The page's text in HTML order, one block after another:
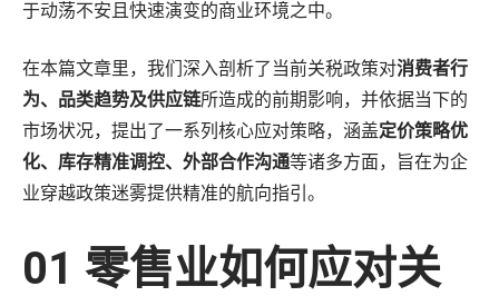
供应链与物流
创意内容
零售平台旗舰店
广告创意
于动荡不安且快速演变的商业环境之中。
在本篇文章里，我们深入剖析了当前关税政策对消费者行
为、品类趋势及供应链所造成的前期影响，并依据当下的
市场状况，提出了一系列核心应对策略，涵盖定价策略优
化、库存精准调控、外部合作沟通等诸多方面，旨在为企
业穿越政策迷雾提供精准的航向指引。
01 零售业如何应对关